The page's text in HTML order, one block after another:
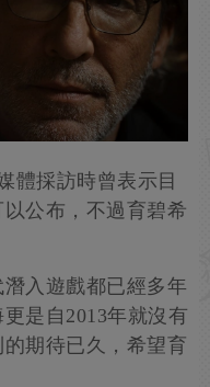
體採訪時曾表示目
公布，不過育碧希
入遊戲都已經多年
是自2013年就沒有
期待已久，希望育